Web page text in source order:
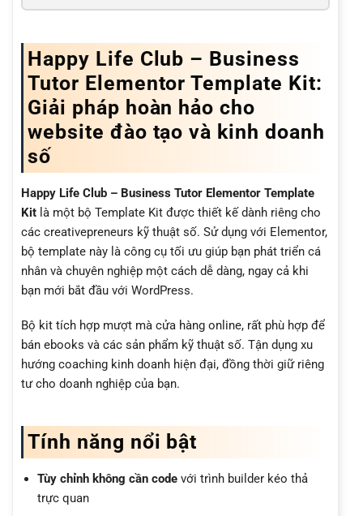
Happy Life Club – Business
Tutor Elementor Template Kit:
Giải pháp hoàn hảo cho
website đào tạo và kinh doanh
số
Happy Life Club – Business Tutor Elementor Template
Kit là một bộ Template Kit được thiết kế dành riêng cho
các creativepreneurs kỹ thuật số. Sử dụng với Elementor,
bộ template này là công cụ tối ưu giúp bạn phát triển cá
nhân và chuyên nghiệp một cách dễ dàng, ngay cả khi
bạn mới bắt đầu với WordPress.
Bộ kit tích hợp mượt mà cửa hàng online, rất phù hợp để
bán ebooks và các sản phẩm kỹ thuật số. Tận dụng xu
hướng coaching kinh doanh hiện đại, đồng thời giữ riêng
tư cho doanh nghiệp của bạn.
Tính năng nổi bật
Tùy chỉnh không cần codevới trình builder kéo thả
trực quan